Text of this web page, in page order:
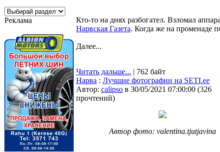
Реклама
Кто-то на днях разбогател. Взломал
Нарвская Газета. Когда же на променаде
Далее...
Читать дальше... | 762 байт
Нарва : Лучшие фотографии на SETI.ee
Автор: calipso в 30/05/2021 07:00:00 (326
прочтений)
Автор фото: valentina.tjutjavina